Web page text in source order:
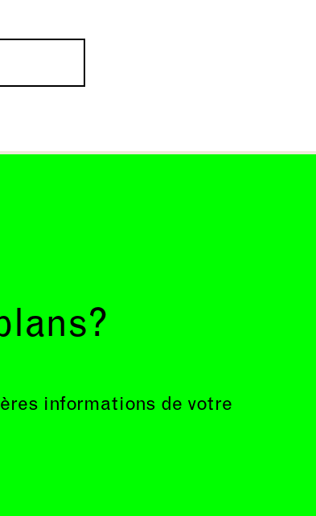
informations de votre